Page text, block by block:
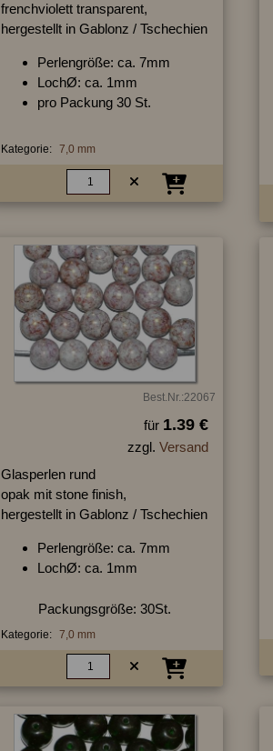
frenchviolett transparent,
hergestellt in Gablonz / Tschechien
Perlengröße: ca. 7mm
LochØ: ca. 1mm
pro Packung 30 St.
Kategorie: 7,0 mm
Best.Nr.:22067
für 1.39 €
zzgl. Versand
Glasperlen rund
opak mit stone finish,
hergestellt in Gablonz / Tschechien
Perlengröße: ca. 7mm
LochØ: ca. 1mm
Packungsgröße: 30St.
Kategorie: 7,0 mm